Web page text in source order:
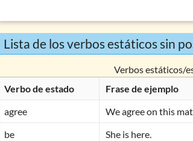
Tablas y listas de verbos
Conjunciones: aspectos generales y función
Interjecciones: uso y aspectos generales
Preposiciones: consideraciones generales
Lista de los verbos estáticos sin
Verbos estáticos/
Verbo de estado
Frase de ejemplo
agree
We agree on this
be
She is here.